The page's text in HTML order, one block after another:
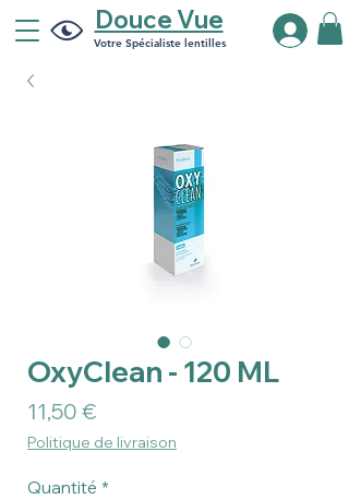
Douce Vue
Votre Spécialiste lentilles
OxyClean - 120 ML
11,50 €Prix
Politique de livraison
Quantité *